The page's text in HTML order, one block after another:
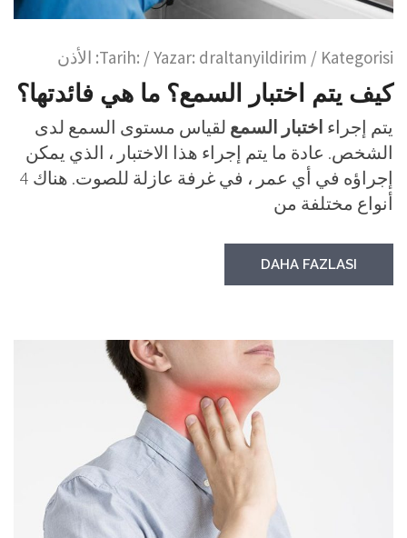
Tarih: / Yazar: draltanyildirim / Kategorisi: الأذن
كيف يتم اختبار السمع؟ ما هي فائدتها؟
يتم إجراء اختبار السمع لقياس مستوى السمع لدى
الشخص. عادة ما يتم إجراء هذا الاختبار ، الذي يمكن
إجراؤه في أي عمر ، في غرفة عازلة للصوت. هناك 4
أنواع مختلفة من
DAHA FAZLASI